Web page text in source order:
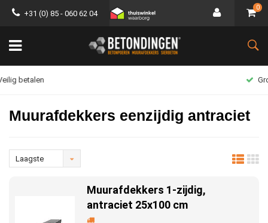
+31 (0) 85 - 060 62 04
0
Muurafdekkers eenzijdig antraciet
Laagste
Muurafdekkers 1-zijdig,
antraciet 25x100 cm